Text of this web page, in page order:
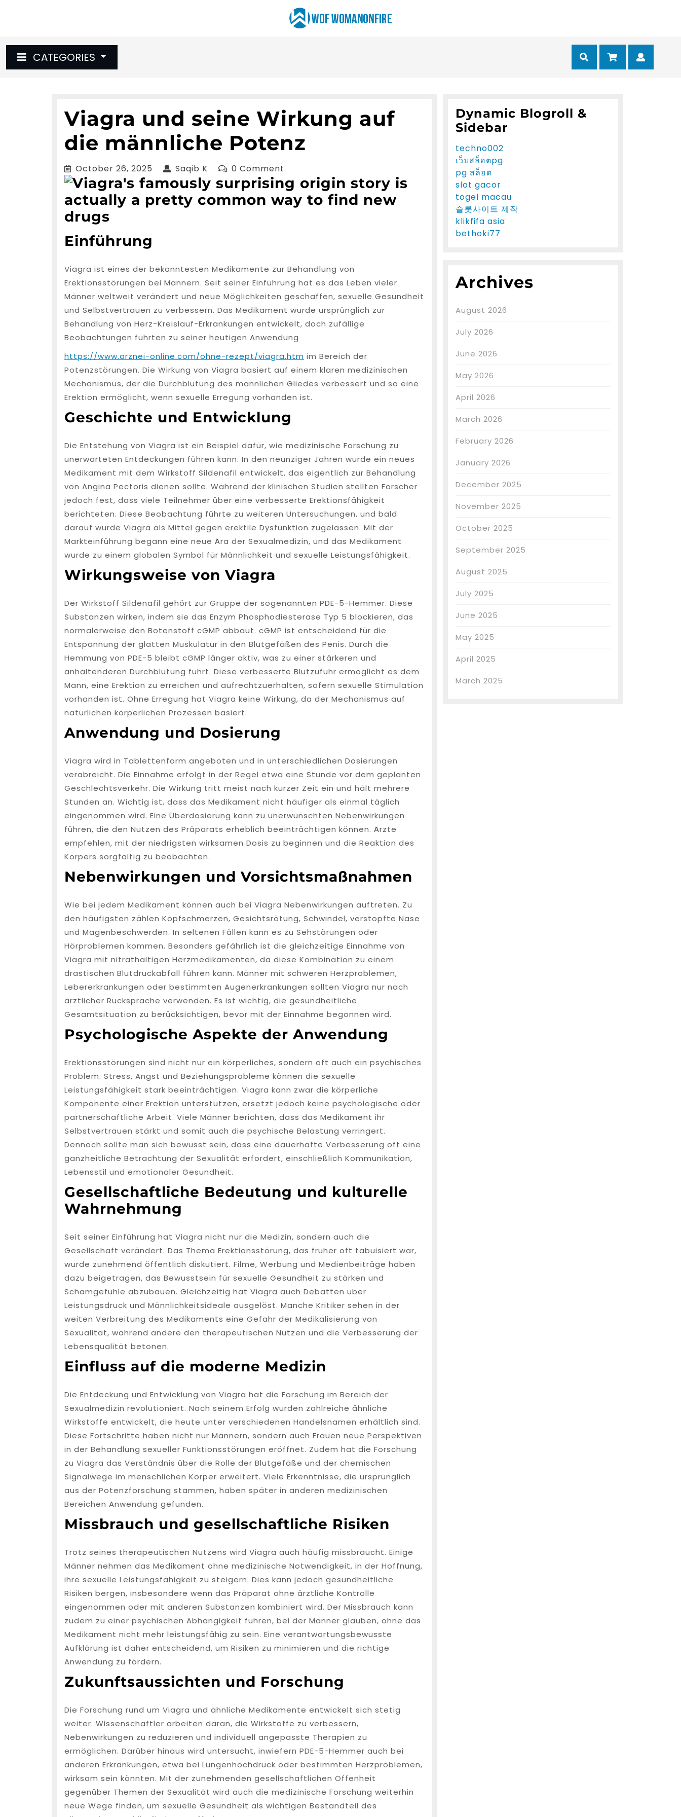
CATEGORIES Cart
Viagra und seine Wirkung auf
die männliche Potenz
October 26, 2025 October
26,
2025
Saqib K Saqib
K
0 Comment
Einführung
Viagra ist eines der bekanntesten Medikamente zur Behandlung von
Erektionsstörungen bei Männern. Seit seiner Einführung hat es das Leben vieler
Männer weltweit verändert und neue Möglichkeiten geschaffen, sexuelle Gesundheit
und Selbstvertrauen zu verbessern. Das Medikament wurde ursprünglich zur
Behandlung von Herz-Kreislauf-Erkrankungen entwickelt, doch zufällige
Beobachtungen führten zu seiner heutigen Anwendung
https://www.arznei-online.com/ohne-rezept/viagra.htm im Bereich der
Potenzstörungen. Die Wirkung von Viagra basiert auf einem klaren medizinischen
Mechanismus, der die Durchblutung des männlichen Gliedes verbessert und so eine
Erektion ermöglicht, wenn sexuelle Erregung vorhanden ist.
Geschichte und Entwicklung
Die Entstehung von Viagra ist ein Beispiel dafür, wie medizinische Forschung zu
unerwarteten Entdeckungen führen kann. In den neunziger Jahren wurde ein neues
Medikament mit dem Wirkstoff Sildenafil entwickelt, das eigentlich zur Behandlung
von Angina Pectoris dienen sollte. Während der klinischen Studien stellten Forscher
jedoch fest, dass viele Teilnehmer über eine verbesserte Erektionsfähigkeit
berichteten. Diese Beobachtung führte zu weiteren Untersuchungen, und bald
darauf wurde Viagra als Mittel gegen erektile Dysfunktion zugelassen. Mit der
Markteinführung begann eine neue Ära der Sexualmedizin, und das Medikament
wurde zu einem globalen Symbol für Männlichkeit und sexuelle Leistungsfähigkeit.
Wirkungsweise von Viagra
Der Wirkstoff Sildenafil gehört zur Gruppe der sogenannten PDE-5-Hemmer. Diese
Substanzen wirken, indem sie das Enzym Phosphodiesterase Typ 5 blockieren, das
normalerweise den Botenstoff cGMP abbaut. cGMP ist entscheidend für die
Entspannung der glatten Muskulatur in den Blutgefäßen des Penis. Durch die
Hemmung von PDE-5 bleibt cGMP länger aktiv, was zu einer stärkeren und
anhaltenderen Durchblutung führt. Diese verbesserte Blutzufuhr ermöglicht es dem
Mann, eine Erektion zu erreichen und aufrechtzuerhalten, sofern sexuelle Stimulation
vorhanden ist. Ohne Erregung hat Viagra keine Wirkung, da der Mechanismus auf
natürlichen körperlichen Prozessen basiert.
Anwendung und Dosierung
Viagra wird in Tablettenform angeboten und in unterschiedlichen Dosierungen
verabreicht. Die Einnahme erfolgt in der Regel etwa eine Stunde vor dem geplanten
Geschlechtsverkehr. Die Wirkung tritt meist nach kurzer Zeit ein und hält mehrere
Stunden an. Wichtig ist, dass das Medikament nicht häufiger als einmal täglich
eingenommen wird. Eine Überdosierung kann zu unerwünschten Nebenwirkungen
führen, die den Nutzen des Präparats erheblich beeinträchtigen können. Ärzte
empfehlen, mit der niedrigsten wirksamen Dosis zu beginnen und die Reaktion des
Körpers sorgfältig zu beobachten.
Nebenwirkungen und Vorsichtsmaßnahmen
Wie bei jedem Medikament können auch bei Viagra Nebenwirkungen auftreten. Zu
den häufigsten zählen Kopfschmerzen, Gesichtsrötung, Schwindel, verstopfte Nase
und Magenbeschwerden. In seltenen Fällen kann es zu Sehstörungen oder
Hörproblemen kommen. Besonders gefährlich ist die gleichzeitige Einnahme von
Viagra mit nitrathaltigen Herzmedikamenten, da diese Kombination zu einem
drastischen Blutdruckabfall führen kann. Männer mit schweren Herzproblemen,
Lebererkrankungen oder bestimmten Augenerkrankungen sollten Viagra nur nach
ärztlicher Rücksprache verwenden. Es ist wichtig, die gesundheitliche
Gesamtsituation zu berücksichtigen, bevor mit der Einnahme begonnen wird.
Psychologische Aspekte der Anwendung
Erektionsstörungen sind nicht nur ein körperliches, sondern oft auch ein psychisches
Problem. Stress, Angst und Beziehungsprobleme können die sexuelle
Leistungsfähigkeit stark beeinträchtigen. Viagra kann zwar die körperliche
Komponente einer Erektion unterstützen, ersetzt jedoch keine psychologische oder
partnerschaftliche Arbeit. Viele Männer berichten, dass das Medikament ihr
Selbstvertrauen stärkt und somit auch die psychische Belastung verringert.
Dennoch sollte man sich bewusst sein, dass eine dauerhafte Verbesserung oft eine
ganzheitliche Betrachtung der Sexualität erfordert, einschließlich Kommunikation,
Lebensstil und emotionaler Gesundheit.
Gesellschaftliche Bedeutung und kulturelle
Wahrnehmung
Seit seiner Einführung hat Viagra nicht nur die Medizin, sondern auch die
Gesellschaft verändert. Das Thema Erektionsstörung, das früher oft tabuisiert war,
wurde zunehmend öffentlich diskutiert. Filme, Werbung und Medienbeiträge haben
dazu beigetragen, das Bewusstsein für sexuelle Gesundheit zu stärken und
Schamgefühle abzubauen. Gleichzeitig hat Viagra auch Debatten über
Leistungsdruck und Männlichkeitsideale ausgelöst. Manche Kritiker sehen in der
weiten Verbreitung des Medikaments eine Gefahr der Medikalisierung von
Sexualität, während andere den therapeutischen Nutzen und die Verbesserung der
Lebensqualität betonen.
Einfluss auf die moderne Medizin
Die Entdeckung und Entwicklung von Viagra hat die Forschung im Bereich der
Sexualmedizin revolutioniert. Nach seinem Erfolg wurden zahlreiche ähnliche
Wirkstoffe entwickelt, die heute unter verschiedenen Handelsnamen erhältlich sind.
Diese Fortschritte haben nicht nur Männern, sondern auch Frauen neue Perspektiven
in der Behandlung sexueller Funktionsstörungen eröffnet. Zudem hat die Forschung
zu Viagra das Verständnis über die Rolle der Blutgefäße und der chemischen
Signalwege im menschlichen Körper erweitert. Viele Erkenntnisse, die ursprünglich
aus der Potenzforschung stammen, haben später in anderen medizinischen
Bereichen Anwendung gefunden.
Missbrauch und gesellschaftliche Risiken
Trotz seines therapeutischen Nutzens wird Viagra auch häufig missbraucht. Einige
Männer nehmen das Medikament ohne medizinische Notwendigkeit, in der Hoffnung,
ihre sexuelle Leistungsfähigkeit zu steigern. Dies kann jedoch gesundheitliche
Risiken bergen, insbesondere wenn das Präparat ohne ärztliche Kontrolle
eingenommen oder mit anderen Substanzen kombiniert wird. Der Missbrauch kann
zudem zu einer psychischen Abhängigkeit führen, bei der Männer glauben, ohne das
Medikament nicht mehr leistungsfähig zu sein. Eine verantwortungsbewusste
Aufklärung ist daher entscheidend, um Risiken zu minimieren und die richtige
Anwendung zu fördern.
Zukunftsaussichten und Forschung
Die Forschung rund um Viagra und ähnliche Medikamente entwickelt sich stetig
weiter. Wissenschaftler arbeiten daran, die Wirkstoffe zu verbessern,
Nebenwirkungen zu reduzieren und individuell angepasste Therapien zu
ermöglichen. Darüber hinaus wird untersucht, inwiefern PDE-5-Hemmer auch bei
anderen Erkrankungen, etwa bei Lungenhochdruck oder bestimmten Herzproblemen,
wirksam sein könnten. Mit der zunehmenden gesellschaftlichen Offenheit
gegenüber Themen der Sexualität wird auch die medizinische Forschung weiterhin
neue Wege finden, um sexuelle Gesundheit als wichtigen Bestandteil des
Dynamic Blogroll &
Sidebar
techno002
เว็บสล็อตpg
pg สล็อต
slot gacor
togel macau
슬롯사이트 제작
klikfifa asia
bethoki77
Archives
August 2026
July 2026
June 2026
May 2026
April 2026
March 2026
February 2026
January 2026
December 2025
November 2025
October 2025
September 2025
August 2025
July 2025
June 2025
May 2025
April 2025
March 2025